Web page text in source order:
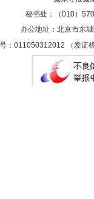
秘书处：（010）
办公地址：北京市东
：011050312012 （发证